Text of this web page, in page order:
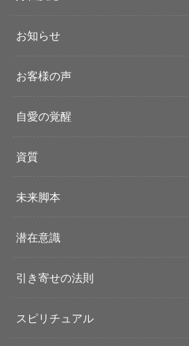
お知らせ
お客様の声
自愛の覚醒
資質
未来脚本
潜在意識
引き寄せの法則
スピリチュアル